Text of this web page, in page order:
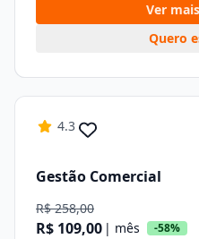
Ver
Quero
4.3
Gestão Comercial
R$ 258,00
R$ 109,00 | mês -58%